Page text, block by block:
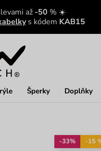
až -50 % ☀️
s kódem KAB15
Šperky Doplňky
-33% -15